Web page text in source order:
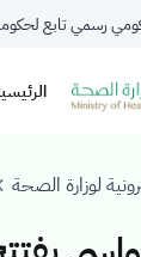
رسمي تابع لحكومة
لوزارة الصحة